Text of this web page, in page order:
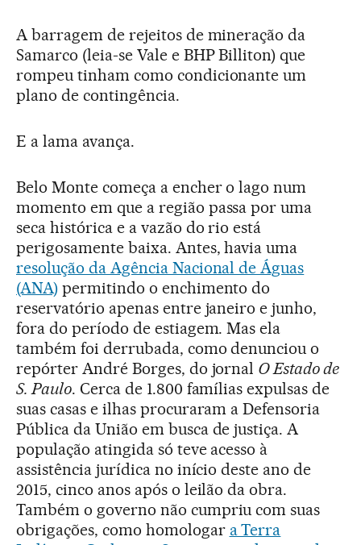
A barragem de rejeitos de mineração da
Samarco (leia-se Vale e BHP Billiton) que
rompeu tinham como condicionante um
plano de contingência.
E a lama avança.
Belo Monte começa a encher o lago num
momento em que a região passa por uma
seca histórica e a vazão do rio está
perigosamente baixa. Antes, havia uma
resolução da Agência Nacional de Águas
(ANA) permitindo o enchimento do
reservatório apenas entre janeiro e junho,
fora do período de estiagem. Mas ela
também foi derrubada, como denunciou o
repórter André Borges, do jornal O Estado de
S. Paulo. Cerca de 1.800 famílias expulsas de
suas casas e ilhas procuraram a Defensoria
Pública da União em busca de justiça. A
população atingida só teve acesso à
assistência jurídica no início deste ano de
2015, cinco anos após o leilão da obra.
Também o governo não cumpriu com suas
obrigações, como homologar a Terra